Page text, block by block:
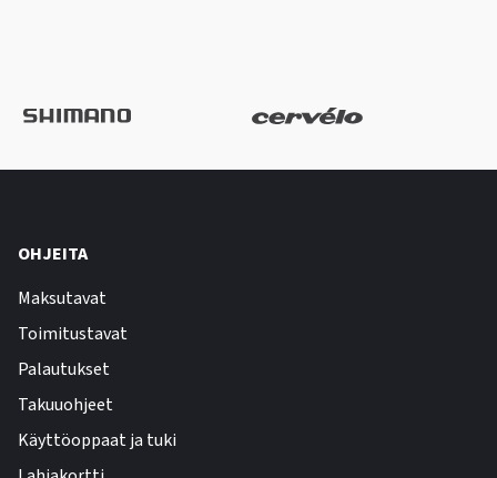
OHJEITA
Maksutavat
Toimitustavat
Palautukset
Takuuohjeet
Käyttöoppaat ja tuki